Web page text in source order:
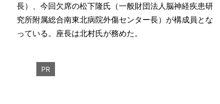
長）、今回欠席の松下隆氏（一般財団法人脳神経疾患研
究所附属総合南東北病院外傷センター長）が構成員とな
っている。座長は北村氏が務めた。
PR